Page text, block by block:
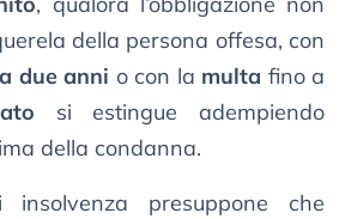
della persona offesa, con
due anni o con la multa fino a
si estingue adempiendo
della condanna.
presuppone che